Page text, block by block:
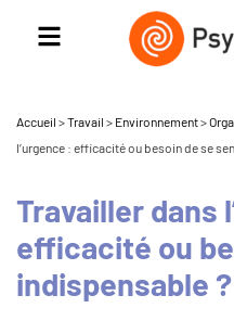
Accueil >Travail > Environnement>
l’urgence : efficacité ou besoin de se
Travailler dans
efficacité ou
indispensable ?